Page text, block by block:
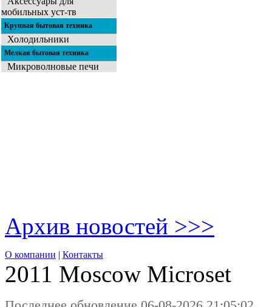
мобильных уст-тв
Крупная бытовая техника
Холодильники
Мелкая бытовая техника
Микроволновые печи
Архив новостей >>>
О компании | Контакты
2011 Moscow Microset